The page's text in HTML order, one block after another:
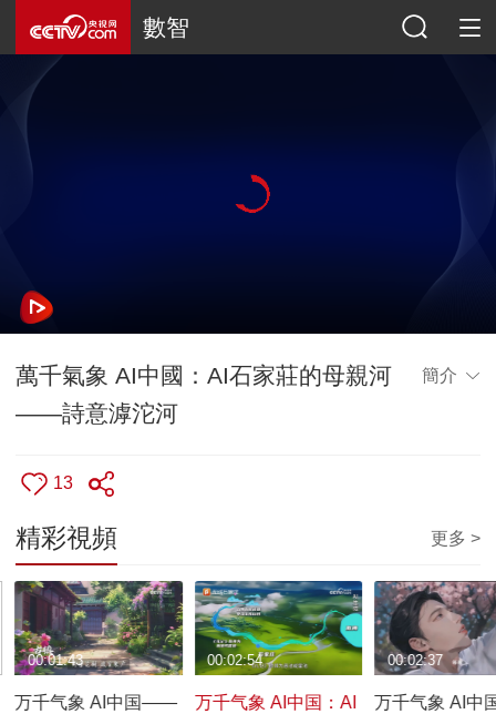
數智
萬千氣象 AI中國：AI石家莊的母親河
——詩意滹沱河
簡介
13
精彩視頻 更多 >
万千气象 AI中国——
00:01:43
万千气象 AI中国：AI
00:02:54
万千气象 AI
00:02:37